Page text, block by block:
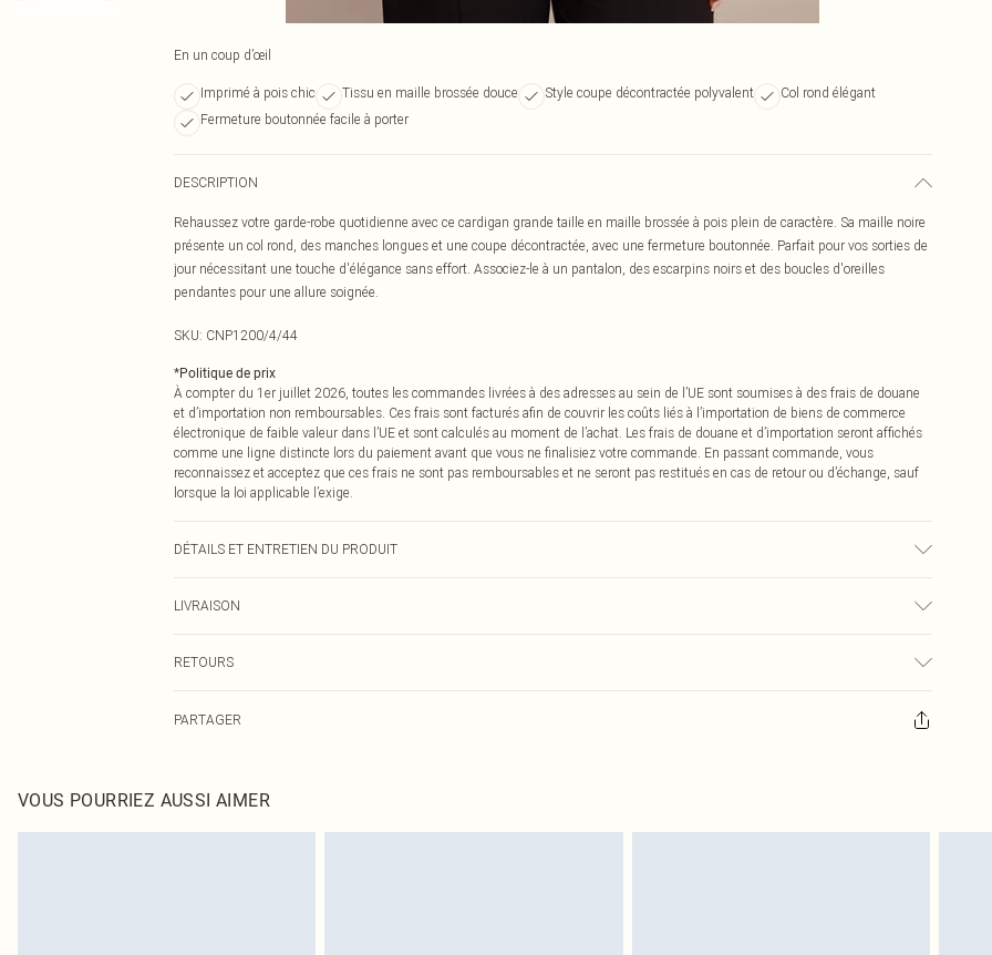
En un coup d’œil
Imprimé à pois chic Tissu en maille brossée douce Style coupe décontractée polyvalent
Col rond élégant
Fermeture boutonnée facile à porter
DESCRIPTION
Rehaussez votre garde-robe quotidienne avec ce cardigan grande taille en maille brossée à pois plein de caractère. Sa maille noire
présente un col rond, des manches longues et une coupe décontractée, avec une fermeture boutonnée. Parfait pour vos sorties de
jour nécessitant une touche d'élégance sans effort. Associez-le à un pantalon, des escarpins noirs et des boucles d'oreilles
pendantes pour une allure soignée.
SKU: CNP1200/4/44
*Politique de prix
À compter du 1er juillet 2026, toutes les commandes livrées à des adresses au sein de l’UE sont soumises à des frais de douane
et d’importation non remboursables. Ces frais sont facturés afin de couvrir les coûts liés à l’importation de biens de commerce
électronique de faible valeur dans l’UE et sont calculés au moment de l’achat. Les frais de douane et d’importation seront affichés
comme une ligne distincte lors du paiement avant que vous ne finalisiez votre commande. En passant commande, vous
reconnaissez et acceptez que ces frais ne sont pas remboursables et ne seront pas restitués en cas de retour ou d’échange, sauf
lorsque la loi applicable l’exige.
DÉTAILS ET ENTRETIEN DU PRODUIT
LIVRAISON
€9.99
RETOURS
Veuillez noter que nous ne pouvons pas rembourser les masques tendance, les cosmétiques, les bijoux pour piercings, les jouets
également être essayées en intérieur. Les articles pour la maison, y compris le linge de lit, les matelas, les surmatelas et les
PARTAGER
VOUS POURRIEZ AUSSI AIMER